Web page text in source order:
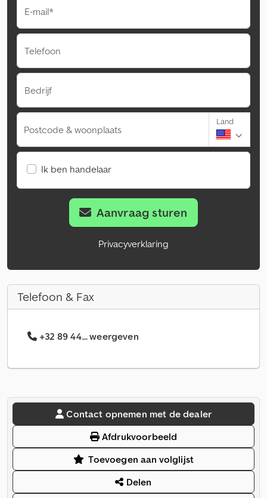
E-mail*
Telefoon
Bedrijf
Postcode & woonplaats
Land
Ik ben handelaar
Aanvraag sturen
Privacyverklaring
Telefoon & Fax
+32 89 44... weergeven
Contact opnemen met de dealer
Afdrukvoorbeeld
Toevoegen aan volglijst
Delen